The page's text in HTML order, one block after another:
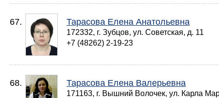
67. Тарасова Елена Анатольевна
172332, г. Зубцов, ул. Советская, д. 11
+7 (48262) 2-19-23
68. Тарасова Елена Валерьевна
171163, г. Вышний Волочек, ул. Карла